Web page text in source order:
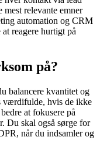
mest relevante emner
automation og CRM
reagere hurtigt på
på?
balancere kvantitet og
værdifulde, hvis de ikke
at fokusere på
Du skal også sørge for
når du indsamler og